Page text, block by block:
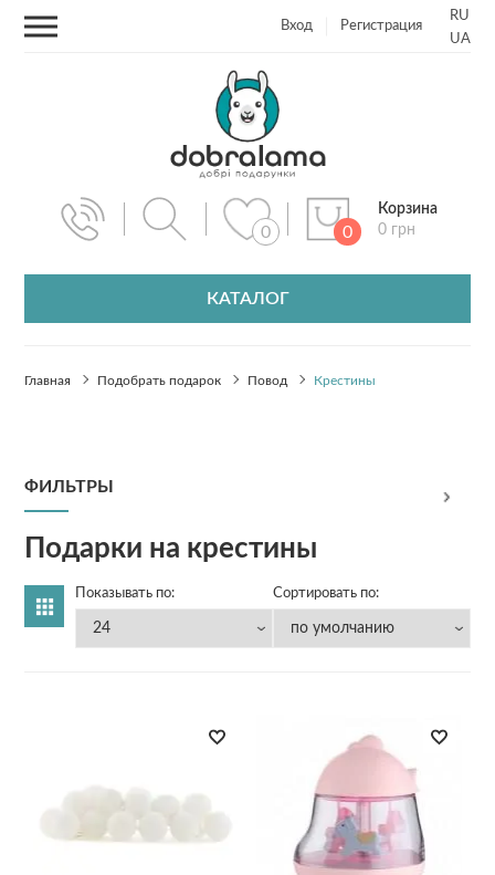
Вход Регистрация
RU
UA
0 0
Корзина
0 грн
КАТАЛОГ
Главная Подобрать подарок Повод Крестины
ФИЛЬТРЫ
Подарки на крестины
Показывать по: Сортировать по: